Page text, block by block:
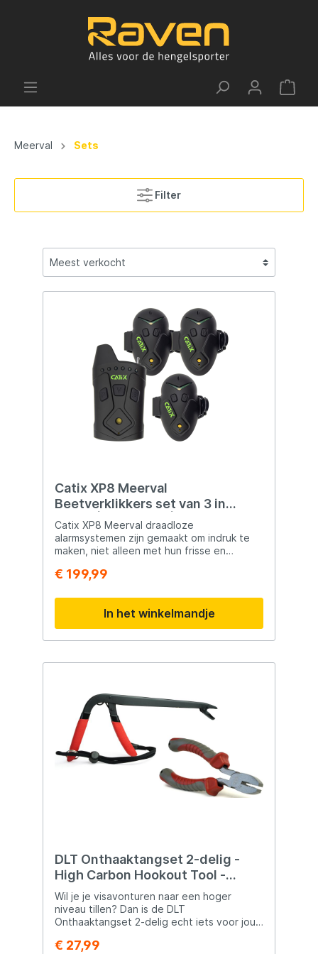
Meerval Sets
Filter
Catix XP8 Meerval
Beetverklikkers set van 3 in
koffer | Draadloos |
Catix XP8 Meerval draadloze
alarmsystemen zijn gemaakt om indruk te
maken, niet alleen met hun frisse en
uitzonderlijke functionaliteit, prestaties en
detecteren niet alleen trillingen, maar
hebben ook een
terugslagindicatiesysteem. Ze hebben
meerkleurige LED’s, zijn volledig
ongeveer 100 meter. Dit alles maakt het
De set wordt geleverd in een handige
kunststof koffer. Door dit alles geeft het
Merk Catix 2 jaar garantie op deze set.
€ 199,99
In het winkelmandje
DLT Onthaaktangset 2-delig -
High Carbon Hookout Tool -
Crimping Plier Incl. Sleeves -
Krimptang - Onthaaktang -
Roofvistang - Carbon Staal
Wil je je visavonturen naar een hoger
niveau tillen? Dan is de DLT
Onthaaktangset 2-delig echt iets voor jou!
Crimping Plier incl. sleeves haal je snel en
€ 27,99